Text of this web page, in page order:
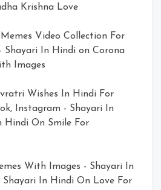
Krishna Love
Video Collection For
Shayari In Hindi on Corona
Images
Wishes In Hindi For
Instagram - Shayari In
Hindi On Smile For
With Images - Shayari In
Shayari In Hindi On Love For